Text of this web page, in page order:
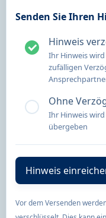
Senden Sie Ihren
Hinweis
Ihr Hinweis
zufälligen
Ohne
Ihr Hinweis
übergeben
Vor dem Versenden